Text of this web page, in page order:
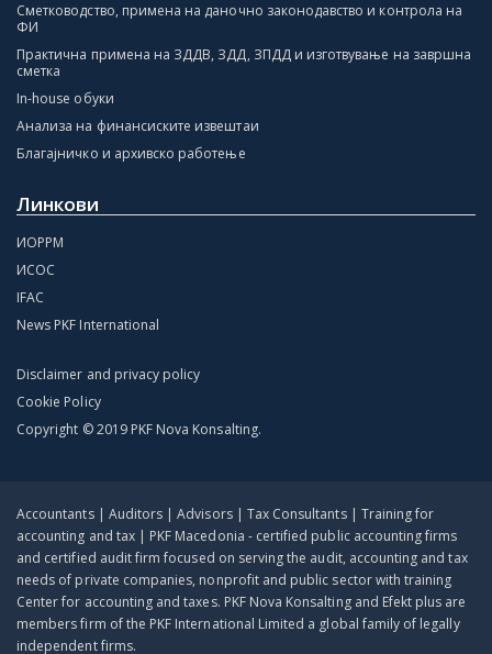
Сметководство, примена на даночно законодавство и контрола на
ФИ
Практична примена на ЗДДВ, ЗДД, ЗПДД и изготвување на завршна
сметка
In-house обуки
Анализа на финансиските извештаи
Благајничко и архивско работење
Линкови
ИОРРМ
ИСОС
IFAC
News PKF International
Disclaimer and privacy policy
Cookie Policy
Copyright © 2019 PKF Nova Konsalting.
Accountants | Auditors | Advisors | Tax Consultants | Training for
accounting and tax | PKF Macedonia - certified public accounting firms
and certified audit firm focused on serving the audit, accounting and tax
needs of private companies, nonprofit and public sector with training
Center for accounting and taxes. PKF Nova Konsalting and Efekt plus are
members firm of the PKF International Limited a global family of legally
independent firms.